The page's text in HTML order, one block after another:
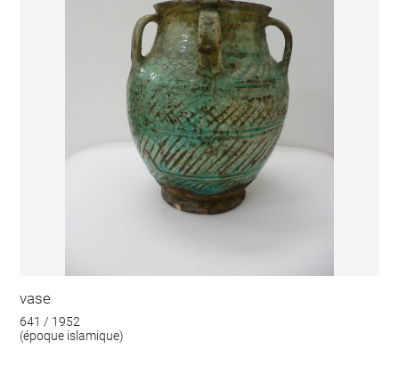
vase
641 / 1952
(époque islamique)